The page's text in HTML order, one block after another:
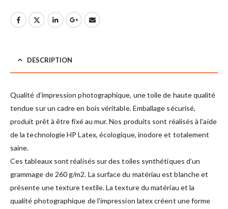
DESCRIPTION
Qualité d’impression photographique, une toile de haute qualité
tendue sur un cadre en bois véritable. Emballage sécurisé,
produit prêt à être fixé au mur. Nos produits sont réalisés à l’aide
de la technologie HP Latex, écologique, inodore et totalement
saine.
Ces tableaux sont réalisés sur des toiles synthétiques d’un
grammage de 260 g/m2. La surface du matériau est blanche et
présente une texture textile. La texture du matériau et la
qualité photographique de l’impression latex créent une forme